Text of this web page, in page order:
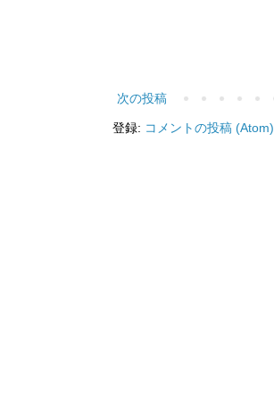
次の投稿
登録: コメントの投稿 (Atom)